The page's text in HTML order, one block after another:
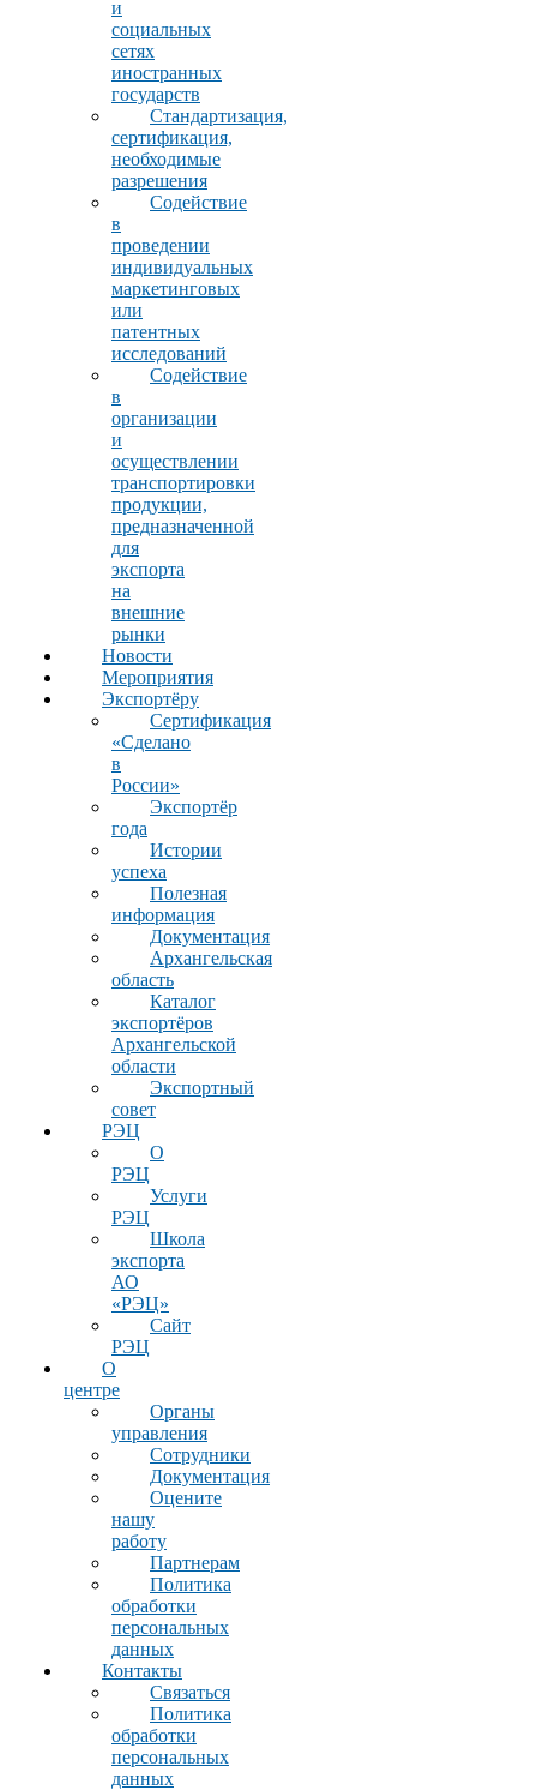
и
социальных
сетях
иностранных
государств
Стандартизация,
сертификация,
необходимые
разрешения
Содействие
в
проведении
индивидуальных
маркетинговых
или
патентных
исследований
Содействие
в
организации
и
осуществлении
транспортировки
продукции,
предназначенной
для
экспорта
на
внешние
рынки
Новости
Мероприятия
Экспортёру
Сертификация
«Сделано
в
России»
Экспортёр
года
Истории
успеха
Полезная
информация
Документация
Архангельская
область
Каталог
экспортёров
Архангельской
области
Экспортный
совет
РЭЦ
О
РЭЦ
Услуги
РЭЦ
Школа
экспорта
АО
«РЭЦ»
Сайт
РЭЦ
О
центре
Органы
управления
Сотрудники
Документация
Оцените
нашу
работу
Партнерам
Политика
обработки
персональных
данных
Контакты
Связаться
Политика
обработки
персональных
данных